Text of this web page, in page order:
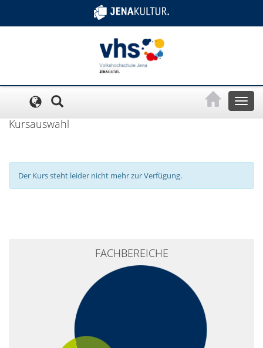
Toggle
Kursauswahl
Der Kurs steht leider nicht mehr zur Verfügung.
FACHBEREICHE